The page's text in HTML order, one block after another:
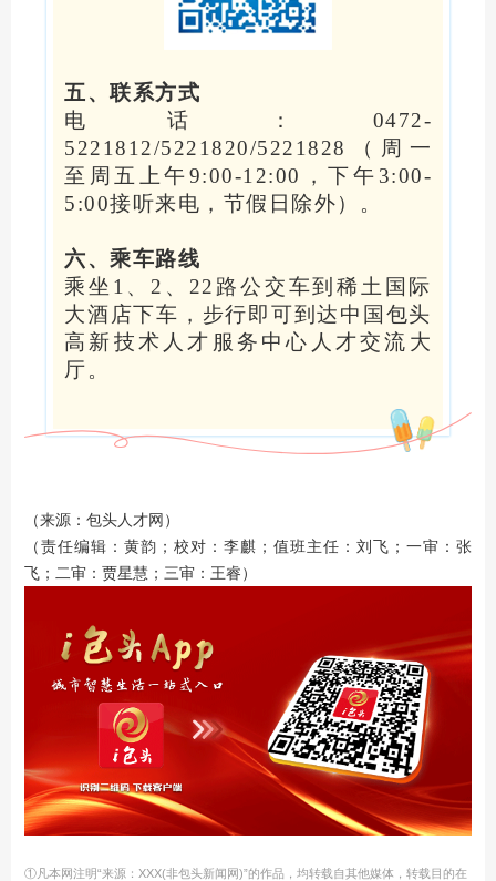
五、联系方式
电话：0472-
5221812/5221820/5221828（周一
至周五上午9:00-12:00，下午3:00-
5:00接听来电，节假日除外）。
六、乘车路线
乘坐1、2、22路公交车到稀土国际
大酒店下车，步行即可到达中国包头
高新技术人才服务中心人才交流大
厅。
（来源：包头人才网）
（责任编辑：黄韵；校对：李麒；值班主任：刘飞；一审：张
飞；二审：贾星慧；三审：王睿）
①凡本网注明“来源：XXX(非包头新闻网)”的作品，均转载自其他媒体，转载目的在